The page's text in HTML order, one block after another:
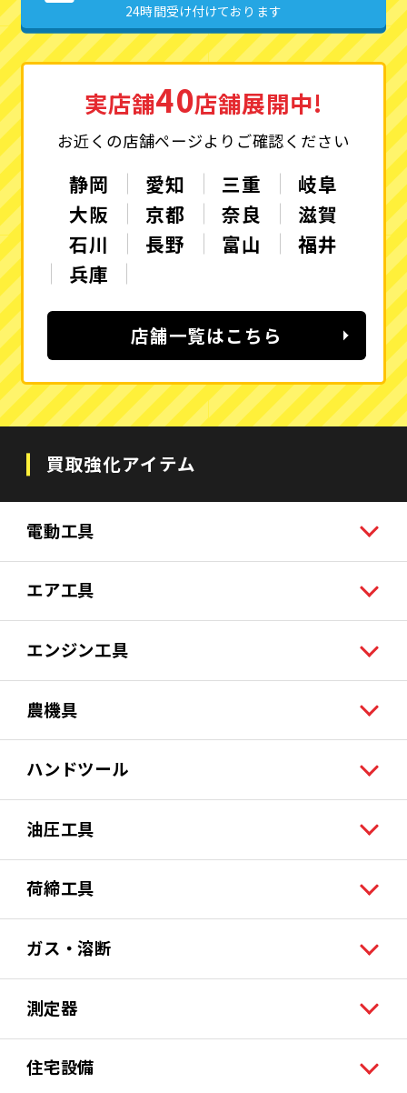
24時間受け付けております
実店舗40店舗展開中!
お近くの店舗ページよりご確認ください
静岡 愛知 三重
岐阜
大阪
京都 奈良
滋賀
石川
長野 富山
福井
兵庫
店舗一覧はこちら
買取強化アイテム
電動工具
エア工具
エンジン工具
農機具
ハンドツール
油圧工具
荷締工具
ガス・溶断
測定器
住宅設備